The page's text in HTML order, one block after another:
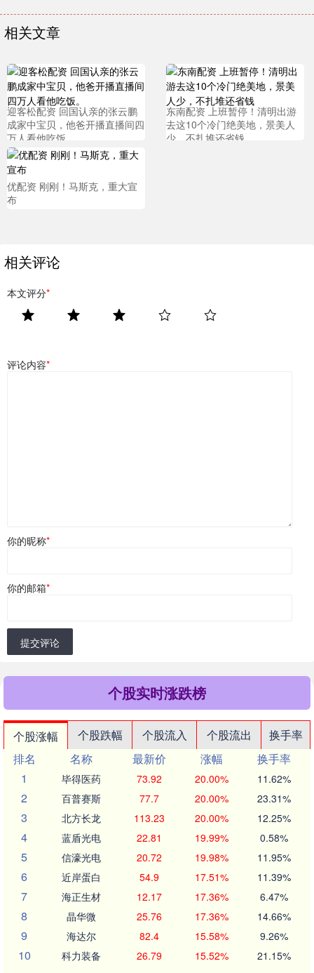
相关文章
迎客松配资 回国认亲的张云鹏
成家中宝贝，他爸开播直播间四
万人看他吃饭。
东南配资 上班暂停！清明出游
去这10个冷门绝美地，景美人
少，不扎堆还省钱
优配资 刚刚！马斯克，重大宣
布
相关评论
本文评分*
评论内容*
你的昵称*
你的邮箱*
提交评论
个股实时涨跌榜
个股涨幅 个股跌幅 个股流入 个股流出
换手率
排名
名称 最新价 涨幅
换手率
1
毕得医药 73.92 20.00% 11.62%
2 百普赛斯 77.7 20.00% 23.31%
3 北方长龙 113.23 20.00% 12.25%
4 蓝盾光电 22.81 19.99% 0.58%
5 信濠光电 20.72 19.98% 11.95%
6 近岸蛋白 54.9 17.51% 11.39%
7 海正生材 12.17 17.36% 6.47%
8 晶华微 25.76 17.36% 14.66%
9 海达尔 82.4 15.58% 9.26%
10 科力装备 26.79 15.52% 21.15%